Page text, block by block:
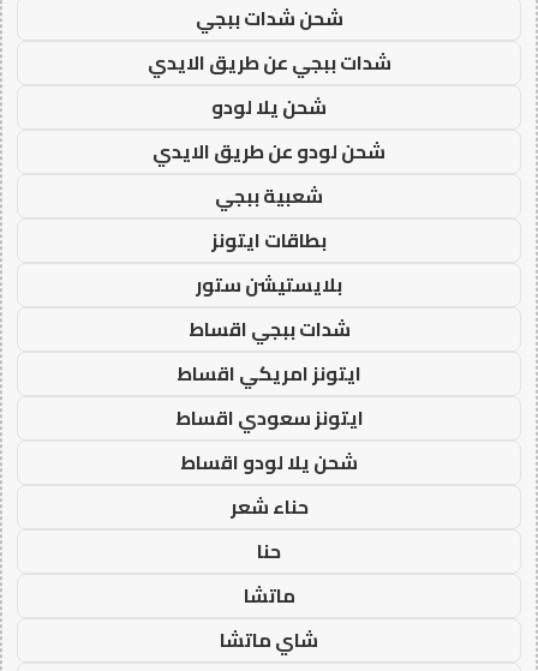
شحن شدات ببجي
شدات ببجي عن طريق الايدي
شحن يلا لودو
شحن لودو عن طريق الايدي
شعبية ببجي
بطاقات ايتونز
بلايستيشن ستور
شدات ببجي اقساط
ايتونز امريكي اقساط
ايتونز سعودي اقساط
شحن يلا لودو اقساط
حناء شعر
حنا
ماتشا
شاي ماتشا